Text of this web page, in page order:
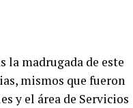
la madrugada de este
mismos que fueron
y el área de Servicios